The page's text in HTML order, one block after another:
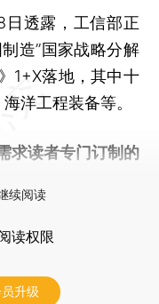
透露，工信部正
造”国家战略分解
1+X落地，其中十
洋工程装备等。
求读者专门订制的
续阅读
读权限
升级